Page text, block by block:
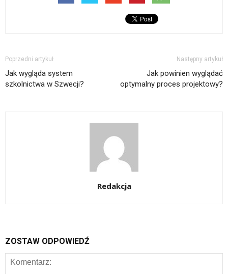
Poprzedni artykuł
Jak wygląda system
szkolnictwa w Szwecji?
Następny artykuł
Jak powinien wyglądać
optymalny proces projektowy?
Redakcja
ZOSTAW ODPOWIEDŹ